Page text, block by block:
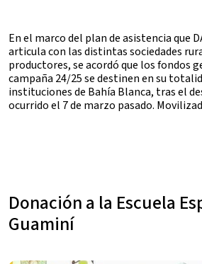
En el marco del plan de asistencia que
articula con las distintas sociedades
productores, se acordó que los fondos
campaña 24/25 se destinen en su
instituciones de Bahía Blanca, tras el
ocurrido el 7 de marzo pasado.
Donación a la Escuela
Guaminí